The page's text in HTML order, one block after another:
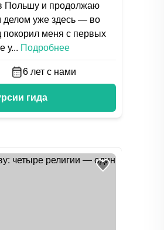
Польшу и продолжаю
уже здесь — во
покорил меня с первых
у... Подробнее
6 лет с нами
гида